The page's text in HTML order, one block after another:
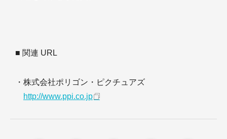
■ 関連 URL
・株式会社ポリゴン・ピクチュアズ
http://www.ppi.co.jp